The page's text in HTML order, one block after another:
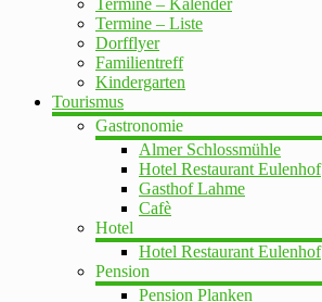
Termine – Kalender
Termine – Liste
Dorfflyer
Familientreff
Kindergarten
Tourismus
Gastronomie
Almer Schlossmühle
Hotel Restaurant Eulenhof
Gasthof Lahme
Cafè
Hotel
Hotel Restaurant Eulenhof
Pension
Pension Planken